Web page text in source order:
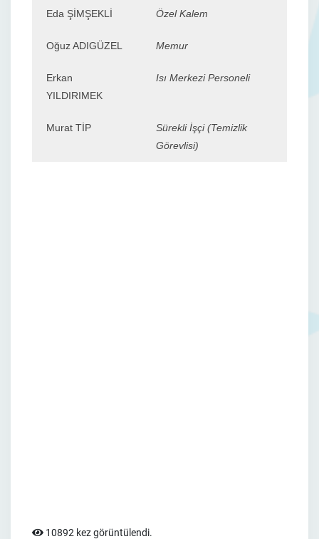
Eda ŞİMŞEKLİ Özel Kalem
Oğuz ADIGÜZEL Memur
Erkan
YILDIRIMEK
Isı Merkezi Personeli
Murat TİP
Sürekli İşçi (Temizlik
Görevlisi)
10892 kez görüntülendi.